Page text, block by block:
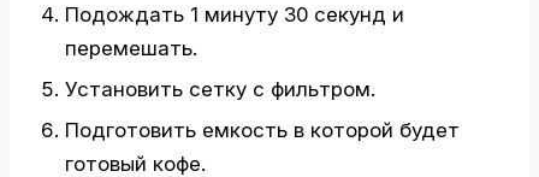
Подождать 1 минуту 30 секунд и
перемешать.
Установить сетку с фильтром.
Подготовить емкость в которой будет
готовый кофе.